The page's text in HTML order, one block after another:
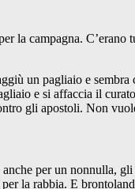
la campagna.
un pagliaio e
e si affaccia il
gli apostoli. Non
per un nonnulla,
la rabbia. E